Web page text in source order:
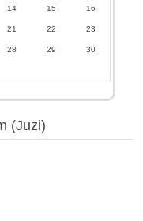
14 15 16
21 22 23
28 29 30
(Juzi)